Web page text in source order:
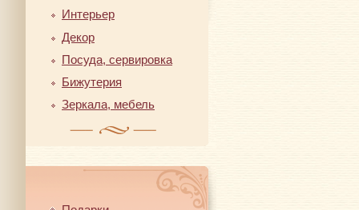
Интерьер
Декор
Посуда, сервировка
Бижутерия
Зеркала, мебель